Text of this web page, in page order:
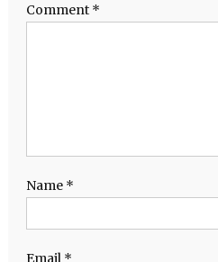
Comment *
Name *
Email *